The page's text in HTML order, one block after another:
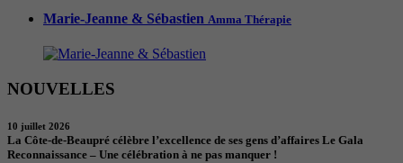
Marie-Jeanne & Sébastien Amma Thérapie
NOUVELLES
10 juillet 2026
La Côte-de-Beaupré célèbre l’excellence de ses gens d’affaires Le Gala
Reconnaissance – Une célébration à ne pas manquer !